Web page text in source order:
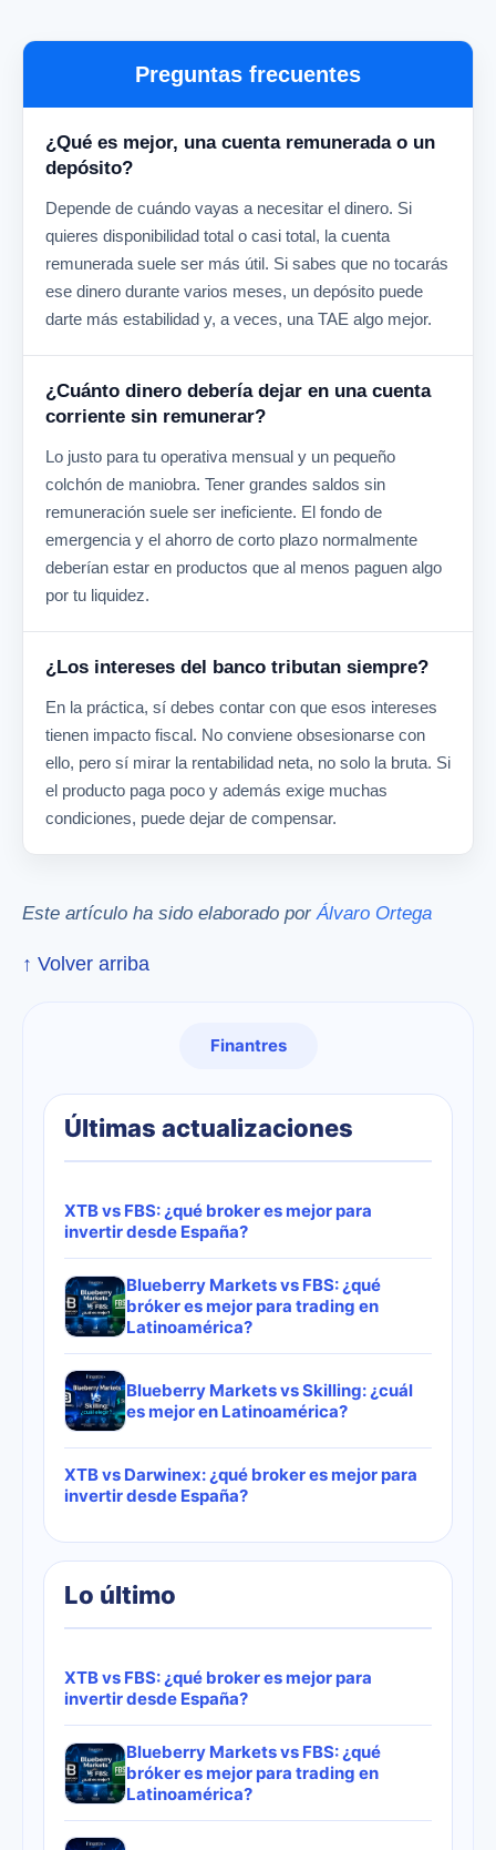
Preguntas frecuentes
¿Qué es mejor, una cuenta remunerada o un
depósito?
Depende de cuándo vayas a necesitar el dinero. Si
quieres disponibilidad total o casi total, la cuenta
remunerada suele ser más útil. Si sabes que no tocarás
ese dinero durante varios meses, un depósito puede
darte más estabilidad y, a veces, una TAE algo mejor.
¿Cuánto dinero debería dejar en una cuenta
corriente sin remunerar?
Lo justo para tu operativa mensual y un pequeño
colchón de maniobra. Tener grandes saldos sin
remuneración suele ser ineficiente. El fondo de
emergencia y el ahorro de corto plazo normalmente
deberían estar en productos que al menos paguen algo
por tu liquidez.
¿Los intereses del banco tributan siempre?
En la práctica, sí debes contar con que esos intereses
tienen impacto fiscal. No conviene obsesionarse con
ello, pero sí mirar la rentabilidad neta, no solo la bruta. Si
el producto paga poco y además exige muchas
condiciones, puede dejar de compensar.
Este artículo ha sido elaborado porÁlvaro Ortega
↑ Volver arriba
Finantres
Últimas actualizaciones
XTB vs FBS: ¿qué broker es mejor para
invertir desde España?
Blueberry Markets vs FBS: ¿qué
bróker es mejor para trading en
Latinoamérica?
Blueberry Markets vs Skilling: ¿cuál
es mejor en Latinoamérica?
XTB vs Darwinex: ¿qué broker es mejor para
invertir desde España?
Lo último
XTB vs FBS: ¿qué broker es mejor para
invertir desde España?
Blueberry Markets vs FBS: ¿qué
bróker es mejor para trading en
Latinoamérica?